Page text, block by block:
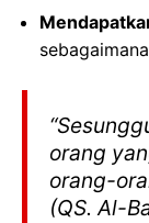
“
orang
orang-
(QS. Al-